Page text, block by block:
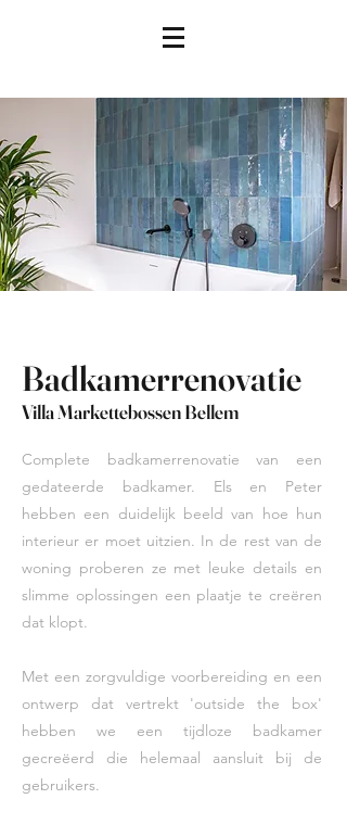
Badkamerrenovatie
Villa Markettebossen Bellem
Complete badkamerrenovatie van een
gedateerde badkamer. Els en Peter
hebben een duidelijk beeld van hoe hun
interieur er moet uitzien. In de rest van de
woning proberen ze met leuke details en
slimme oplossingen een plaatje te creëren
dat klopt.
Met een zorgvuldige voorbereiding en een
ontwerp dat vertrekt 'outside the box'
hebben we een tijdloze badkamer
gecreëerd die helemaal aansluit bij de
gebruikers.